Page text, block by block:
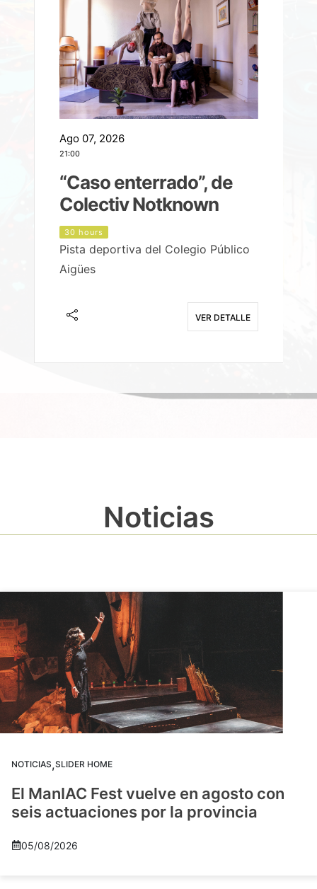
Ago 07, 2026
21:00
“Caso enterrado”, de
Colectiv Notknown
30 hours
Pista deportiva del Colegio Público
Aigües
VER DETALLE
Noticias
NOTICIAS,SLIDER HOME
El ManIAC Fest vuelve en agosto con
seis actuaciones por la provincia
05/08/2026